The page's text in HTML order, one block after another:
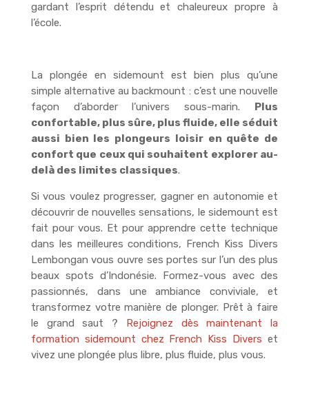
gardant l’esprit détendu et chaleureux propre à
l’école.
La plongée en sidemount est bien plus qu’une
simple alternative au backmount : c’est une nouvelle
façon d’aborder l’univers sous-marin. Plus
confortable, plus sûre, plus fluide, elle séduit
aussi bien les plongeurs loisir en quête de
confort que ceux qui souhaitent explorer au-
delà des limites classiques.
Si vous voulez progresser, gagner en autonomie et
découvrir de nouvelles sensations, le sidemount est
fait pour vous. Et pour apprendre cette technique
dans les meilleures conditions, French Kiss Divers
Lembongan vous ouvre ses portes sur l’un des plus
beaux spots d’Indonésie. Formez-vous avec des
passionnés, dans une ambiance conviviale, et
transformez votre manière de plonger. Prêt à faire
le grand saut ? Rejoignez dès maintenant la
formation sidemount chez French Kiss Divers et
vivez une plongée plus libre, plus fluide, plus vous.